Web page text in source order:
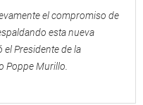
el compromiso de
esta nueva
el Presidente de la
Poppe Murillo.